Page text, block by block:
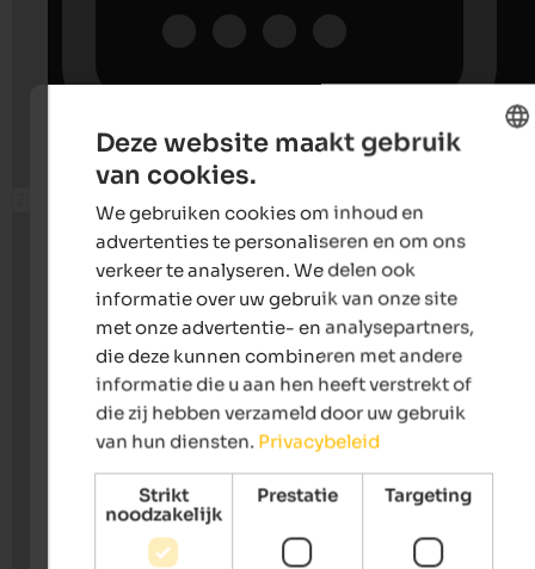
Deze website maakt gebruik
van cookies.
We gebruiken cookies om inhoud en
advertenties te personaliseren en om ons
verkeer te analyseren. We delen ook
informatie over uw gebruik van onze site
met onze advertentie- en analysepartners,
die deze kunnen combineren met andere
informatie die u aan hen heeft verstrekt of
die zij hebben verzameld door uw gebruik
van hun diensten. Privacybeleid
Strikt
noodzakelijk
Prestatie Targeting